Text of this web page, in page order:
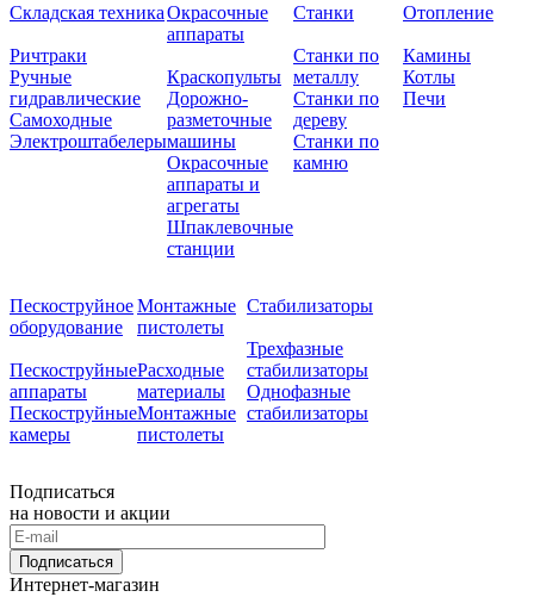
Складская техника
Ричтраки
Ручные
гидравлические
Самоходные
Электроштабелеры
Окрасочные
аппараты
Краскопульты
Дорожно-
разметочные
машины
Окрасочные
аппараты и
агрегаты
Шпаклевочные
станции
Станки
Станки по
металлу
Станки по
дереву
Станки по
камню
Отопление
Камины
Котлы
Печи
Пескоструйное
оборудование
Пескоструйные
аппараты
Пескоструйные
камеры
Монтажные
пистолеты
Расходные
материалы
Монтажные
пистолеты
Стабилизаторы
Трехфазные
стабилизаторы
Однофазные
стабилизаторы
Подписаться
на новости и акции
Подписаться
Интернет-магазин